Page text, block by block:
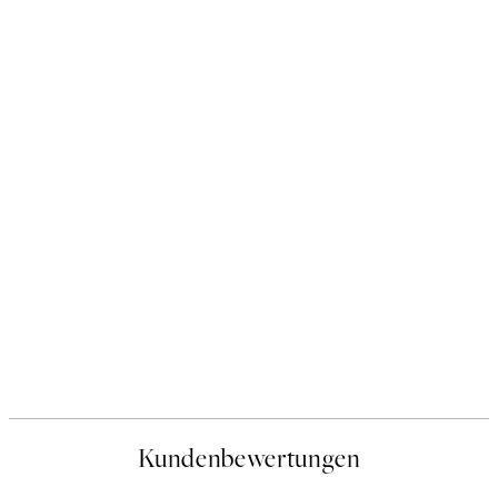
Kundenbewertungen